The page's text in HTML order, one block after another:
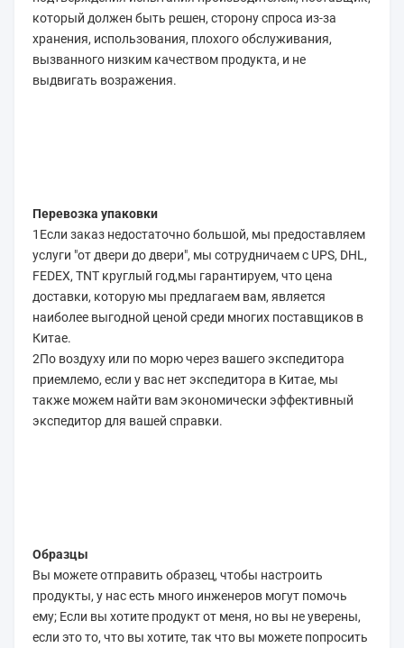
который должен быть решен, сторону спроса из-за
хранения, использования, плохого обслуживания,
вызванного низким качеством продукта, и не
выдвигать возражения.
Перевозка упаковки
1Если заказ недостаточно большой, мы предоставляем
услуги "от двери до двери", мы сотрудничаем с UPS, DHL,
FEDEX, TNT круглый год,мы гарантируем, что цена
доставки, которую мы предлагаем вам, является
наиболее выгодной ценой среди многих поставщиков в
Китае.
2По воздуху или по морю через вашего экспедитора
приемлемо, если у вас нет экспедитора в Китае, мы
также можем найти вам экономически эффективный
экспедитор для вашей справки.
Образцы
Вы можете отправить образец, чтобы настроить
продукты, у нас есть много инженеров могут помочь
ему; Если вы хотите продукт от меня, но вы не уверены,
если это то, что вы хотите, так что вы можете попросить